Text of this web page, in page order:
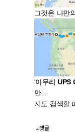
그것은 나만
'아무리UPS
만...
지도 검색할
댓글